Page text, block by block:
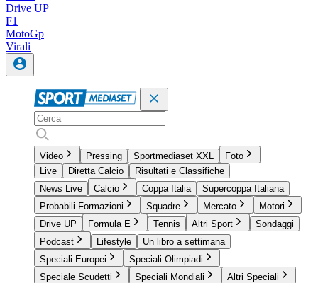
Drive UP
F1
MotoGp
Virali
Video Pressing Sportmediaset XXL
Foto
Live
Diretta Calcio
Risultati e Classifiche
News Live
Calcio Coppa Italia
Supercoppa Italiana
Probabili Formazioni
Squadre Mercato
Motori
Drive UP
Formula E Tennis Altri Sport
Sondaggi
Podcast
Lifestyle
Un libro a settimana
Speciali Europei
Speciali Olimpiadi
Speciale Scudetti
Speciali Mondiali Altri Speciali